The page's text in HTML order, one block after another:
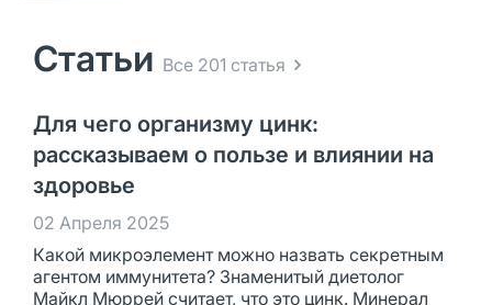
Статьи Все 201 статья
Для чего организму цинк:
рассказываем о пользе и влиянии на
здоровье
02 Апреля 2025
Какой микроэлемент можно назвать секретным
агентом иммунитета? Знаменитый диетолог
Майкл Мюррей считает, что это цинк. Минерал